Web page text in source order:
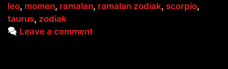
leo, momen, ramalan, ramalan zodiak, scorpio,
taurus, zodiak
Leave a comment